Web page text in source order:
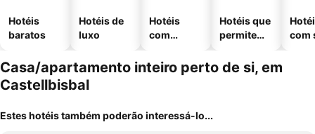
Hotéis
baratos
Hotéis de
luxo
Hotéis
com
Hotéis que
permitem
com
Casa/apartamento inteiro perto de si, em
Castellbisbal
Estes hotéis também poderão interessá-lo...